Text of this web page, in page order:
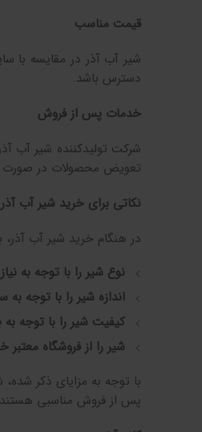
قیمت مناسب
شیر آب آذر در مقایسه با
دسترس باشد.
خدمات پس از فروش
شرکت تولیدکننده شیر آب
تعویض محصولات در صورت
نکاتی برای خرید شیر آب آذر
در هنگام خرید شیر آب آذر،
نوع شیر را با توجه به
اندازه شیر را با توجه
کیفیت شیر را با توجه
شیر را از فروشگاه
با توجه به مزایای ذکر
پس از فروش مناسبی